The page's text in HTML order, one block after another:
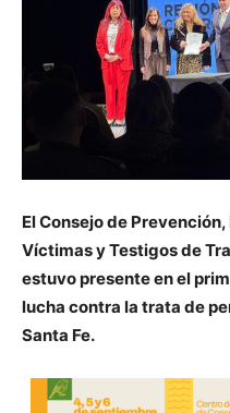
El Consejo de
Víctimas y Testigos de
estuvo presente en el
lucha contra la trata de
Santa Fe.